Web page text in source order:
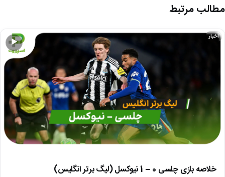
مطالب مرتبط
▶
اخبار
خلاصه بازی چلسی 0 – 1 نیوکسل (لیگ برتر انگلیس)